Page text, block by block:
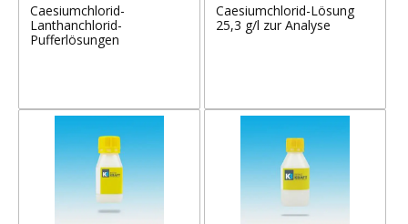
Caesiumchlorid-
Lanthanchlorid-
Pufferlösungen
Caesiumchlorid-Lösung
25,3 g/l zur Analyse